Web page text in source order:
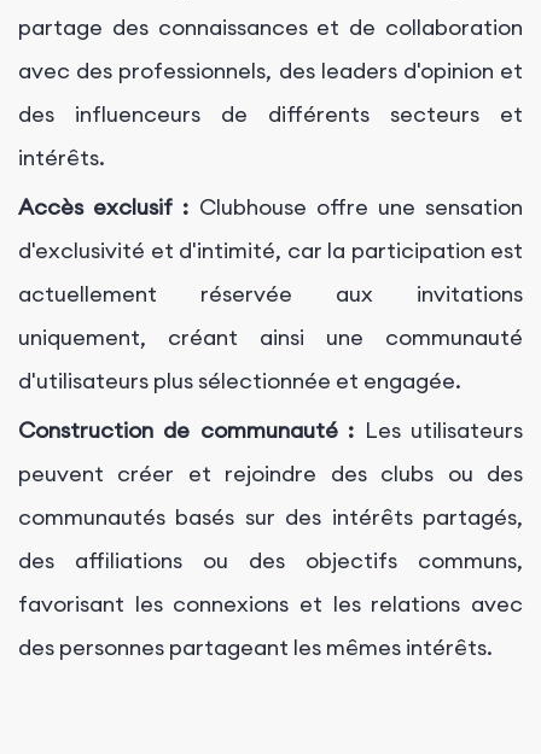
partage des connaissances et de collaboration
avec des professionnels, des leaders d'opinion et
des influenceurs de différents secteurs et
intérêts.
Accès exclusif : Clubhouse offre une sensation
d'exclusivité et d'intimité, car la participation est
actuellement réservée aux invitations
uniquement, créant ainsi une communauté
d'utilisateurs plus sélectionnée et engagée.
Construction de communauté : Les utilisateurs
peuvent créer et rejoindre des clubs ou des
communautés basés sur des intérêts partagés,
des affiliations ou des objectifs communs,
favorisant les connexions et les relations avec
des personnes partageant les mêmes intérêts.